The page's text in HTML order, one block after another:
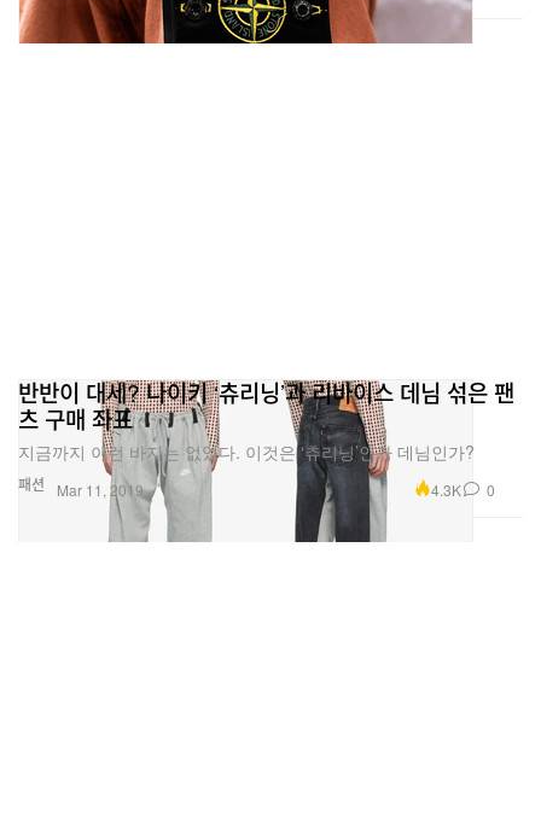
패션
반반이 대세? 나이키 ‘츄리닝’과 리바이스 데님 섞은 팬
츠 구매 좌표
지금까지 이런 바지는 없었다. 이것은 ‘츄리닝’인가 데님인가?
Mar 11, 2019 4.3K 0